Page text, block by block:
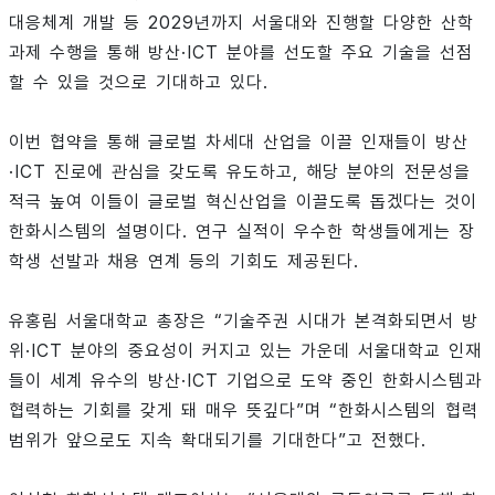
대응체계 개발 등 2029년까지 서울대와 진행할 다양한 산학
과제 수행을 통해 방산·ICT 분야를 선도할 주요 기술을 선점
할 수 있을 것으로 기대하고 있다.
이번 협약을 통해 글로벌 차세대 산업을 이끌 인재들이 방산
·ICT 진로에 관심을 갖도록 유도하고, 해당 분야의 전문성을
적극 높여 이들이 글로벌 혁신산업을 이끌도록 돕겠다는 것이
한화시스템의 설명이다. 연구 실적이 우수한 학생들에게는 장
학생 선발과 채용 연계 등의 기회도 제공된다.
유홍림 서울대학교 총장은 “기술주권 시대가 본격화되면서 방
위·ICT 분야의 중요성이 커지고 있는 가운데 서울대학교 인재
들이 세계 유수의 방산·ICT 기업으로 도약 중인 한화시스템과
협력하는 기회를 갖게 돼 매우 뜻깊다”며 “한화시스템의 협력
범위가 앞으로도 지속 확대되기를 기대한다”고 전했다.